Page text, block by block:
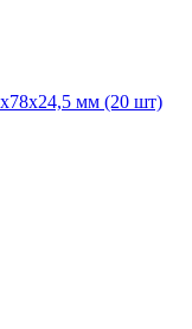
мм (20 шт)